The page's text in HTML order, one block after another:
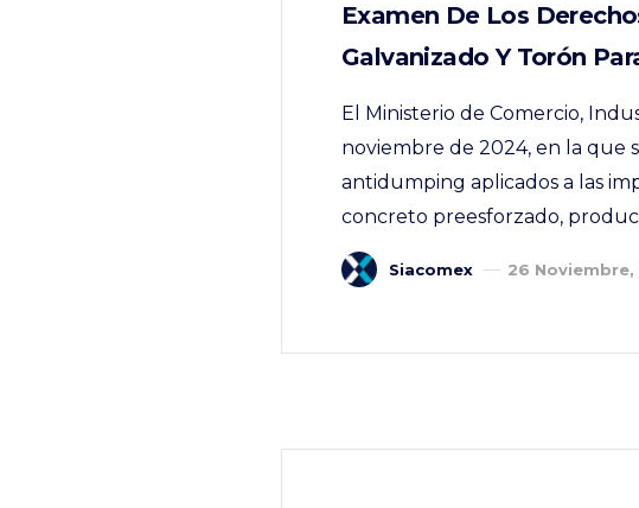
Examen De Los
Galvanizado Y Torón
El Ministerio de Comercio,
noviembre de 2024, en la que
antidumping aplicados a las
concreto preesforzado,
Siacomex 26